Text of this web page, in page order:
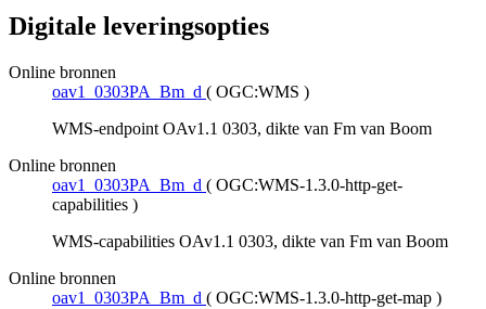
Digitale leveringsopties
Online bronnen
oav1_0303PA_Bm_d ( OGC:WMS )
WMS-endpoint OAv1.1 0303, dikte van Fm van Boom
Online bronnen
oav1_0303PA_Bm_d ( OGC:WMS-1.3.0-http-get-
capabilities )
WMS-capabilities OAv1.1 0303, dikte van Fm van Boom
Online bronnen
oav1_0303PA_Bm_d ( OGC:WMS-1.3.0-http-get-map )